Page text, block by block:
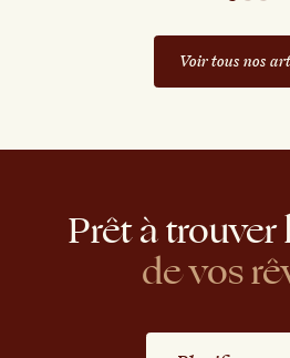
Voir tous nos
Prêtàtrouver
devos